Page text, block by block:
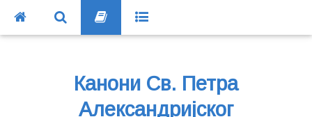
Канони Св. Петра
Александријског